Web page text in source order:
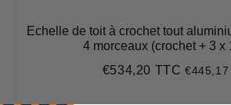
Echelle de toit à crochet tout
4 morceaux (crochet + 3 x
Prix
€534,20 TTC€445,17